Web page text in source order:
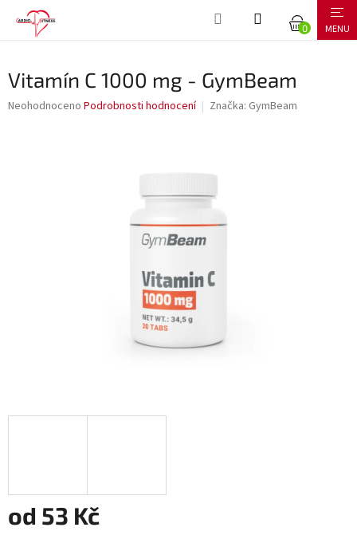
NÁKUPNÍ
Vitamín C 1000 mg - GymBeam
Průměrné
Neohodnoceno Podrobnosti hodnocení Značka: GymBeam
od 53 Kč